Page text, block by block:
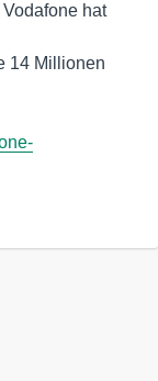
hat
14 Millionen